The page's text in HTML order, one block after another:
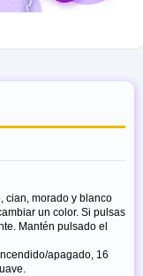
cian, morado y blanco
un color. Si pulsas
Mantén pulsado el
apagado, 16